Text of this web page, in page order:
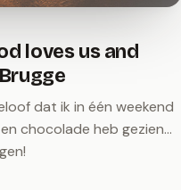
loves us and
dat ik in één weekend
chocolade heb gezien...